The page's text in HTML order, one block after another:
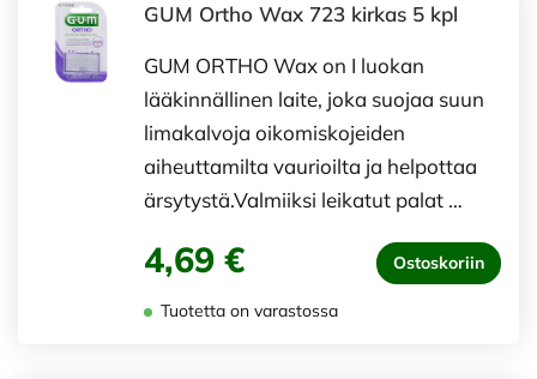
GUM Ortho Wax 723 kirkas 5 kpl
GUM ORTHO Wax on I luokan
lääkinnällinen laite, joka suojaa suun
limakalvoja oikomiskojeiden
aiheuttamilta vaurioilta ja helpottaa
ärsytystä.Valmiiksi leikatut palat …
4,69 € Ostoskoriin
Tuotetta on varastossa